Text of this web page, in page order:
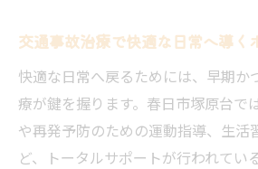
交通事故治療で安心でき
説明が丁寧な交通事故治
交通事故治療で快適な日常へ導く
快適な日常へ戻るためには、早期か
療が鍵を握ります。春日市塚原台で
や再発予防のための運動指導、生活
ど、トータルサポートが行われてい